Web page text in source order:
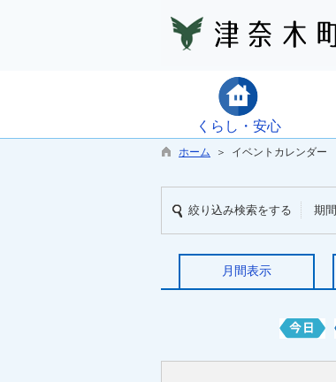
くらし・安心
ホーム ＞ イベントカレンダー
絞り込み検索をする 期間
月間表示